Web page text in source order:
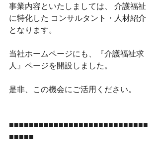
事業内容といたしましては、 介護福祉
に特化した コンサルタント・人材紹介
となります。
当社ホームページにも、『介護福祉求
人』ページを開設しました。
是非、この機会にご活用ください。
■■■■■■■■■■■■■■■■■■■■■■■■■■■■
■■■■■